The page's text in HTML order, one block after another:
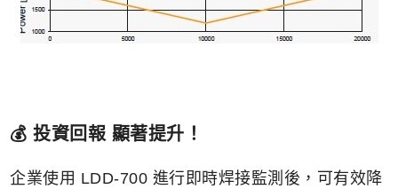
💰 投資回報 顯著提升！
企業使用 LDD-700 進行即時焊接監測後，可有效降